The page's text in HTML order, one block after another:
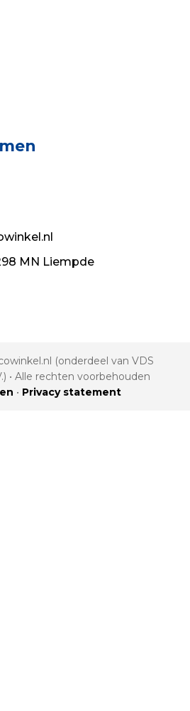
MN Liempde
(onderdeel van VDS
• Alle rechten voorbehouden
• Privacy statement